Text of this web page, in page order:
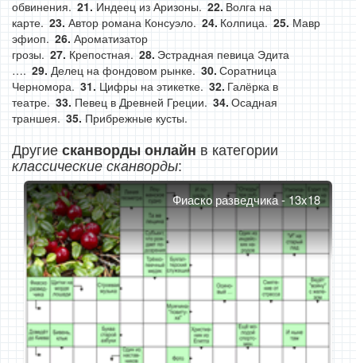
обвинения. Индеец из Аризоны.
Волга на
карте.
Автор романа Консуэло. Колпица.
Мавр
эфиоп.
Ароматизатор
грозы.
Крепостная.
Эстрадная певица Эдита
….
Делец на фондовом рынке.
Соратница
Черномора.
Цифры на этикетке.
Галёрка в
театре.
Певец в Древней Греции.
Осадная
траншея.
Прибрежные кусты.
Другиесканворды онлайн в категории
классические сканворды:
Фиаско разведчика - 13x18